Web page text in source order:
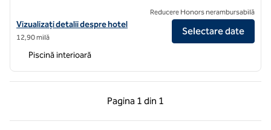
Vizualizați detaliile hotelului Hilton Garden Inn Chicago/Oakbrook
Vizualizați detalii despre hotel
12,90 milă
Reducere Honors nerambursabilă
Selectare date
Piscină interioară
Pagina 1 din 1
Pagina anterioară, 1 din 1
Pagina 1 din 1